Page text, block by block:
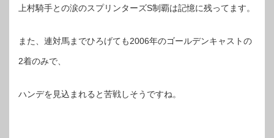
上村騎手との涙のスプリンターズS制覇は記憶に残ってます。
また、連対馬までひろげても2006年のゴールデンキャストの
2着のみで、
ハンデを見込まれると苦戦しそうですね。